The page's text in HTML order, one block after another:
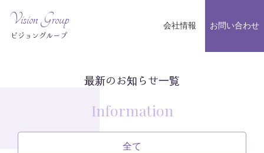
Vision Group
ビジョングループ
会社情報 お問い合わせ
最新のお知らせ一覧
Information
全て